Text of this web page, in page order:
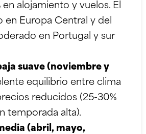
alojamiento y vuelos. El
en Europa Central y del
en Portugal y sur
suave (noviembre y
equilibrio entre clima
reducidos (25-30%
temporada alta).
(abril, mayo,